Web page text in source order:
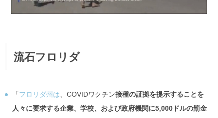
流石フロリダ
「フロリダ州は、COVIDワクチン接種の証拠を提示することを
人々に要求する企業、学校、および政府機関に5,000ドルの罰金